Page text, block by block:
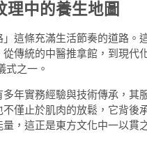
理中的養生地圖
這條充滿生活節奏的道路。
傳統的中醫推拿館，到現代
式之一。
年實務經驗與技術傳承，其
僅止於肌肉的放鬆，它背後
，這正是東方文化中一以貫